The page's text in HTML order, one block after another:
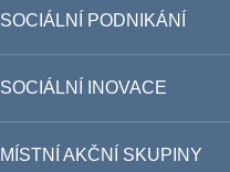
SOCIÁLNÍ PODNIKÁNÍ
SOCIÁLNÍ INOVACE
MÍSTNÍ AKČNÍ SKUPINY